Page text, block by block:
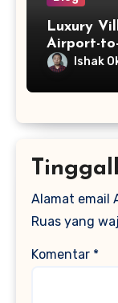
Luxury
Airport-
DelaysIshak
Alamat email
Ruas yang
Komentar *